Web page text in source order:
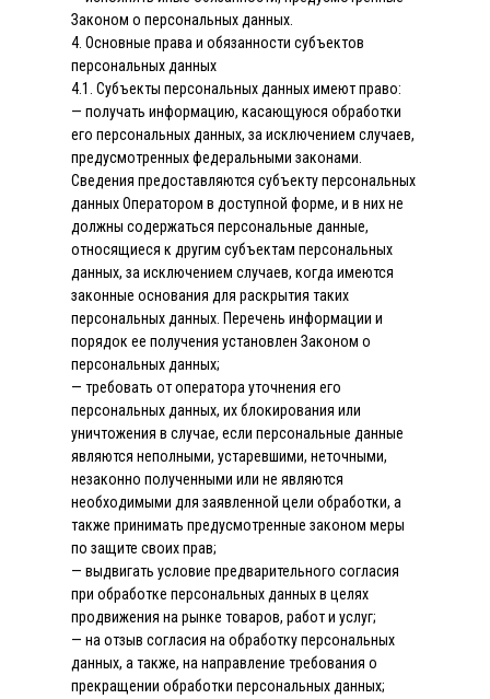
Законом о персональных данных.
4. Основные права и обязанности субъектов
персональных данных
4.1. Субъекты персональных данных имеют право:
— получать информацию, касающуюся обработки
его персональных данных, за исключением случаев,
предусмотренных федеральными законами.
Сведения предоставляются субъекту персональных
данных Оператором в доступной форме, и в них не
должны содержаться персональные данные,
относящиеся к другим субъектам персональных
данных, за исключением случаев, когда имеются
законные основания для раскрытия таких
персональных данных. Перечень информации и
порядок ее получения установлен Законом о
персональных данных;
— требовать от оператора уточнения его
персональных данных, их блокирования или
уничтожения в случае, если персональные данные
являются неполными, устаревшими, неточными,
незаконно полученными или не являются
необходимыми для заявленной цели обработки, а
также принимать предусмотренные законом меры
по защите своих прав;
— выдвигать условие предварительного согласия
при обработке персональных данных в целях
продвижения на рынке товаров, работ и услуг;
— на отзыв согласия на обработку персональных
данных, а также, на направление требования о
прекращении обработки персональных данных;